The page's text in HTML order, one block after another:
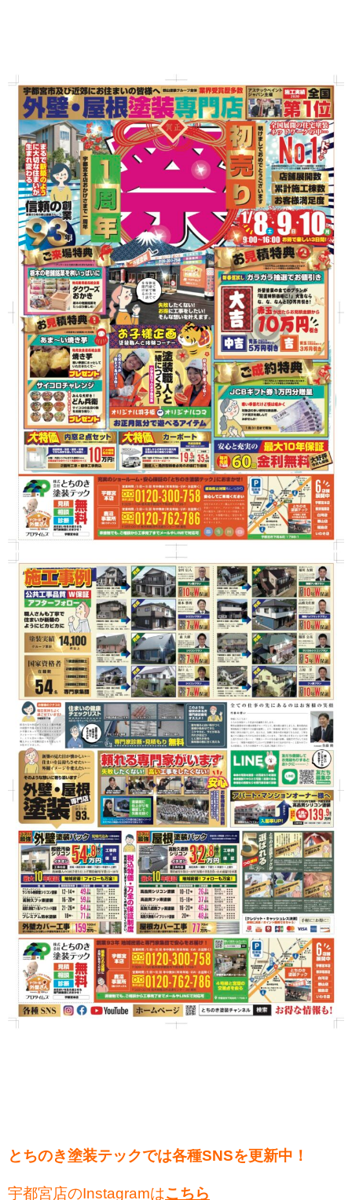
とちのき塗装テックでは各種SNSを更新中！
宇都宮店のInstagramはこちら